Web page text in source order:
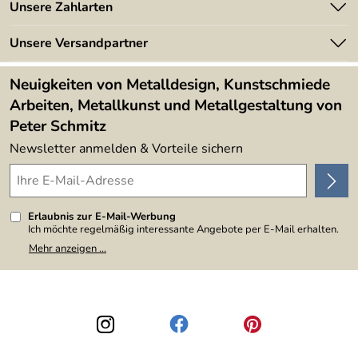
Kundeninformationen
Newsletter
Lieferbedingungen
Kundenbewertungen (394)
4,9/5
Unsere Zahlarten
Unsere Versandpartner
Neuigkeiten von Metalldesign, Kunstschmiede
Arbeiten, Metallkunst und Metallgestaltung von
Peter Schmitz
Newsletter anmelden & Vorteile sichern
Erlaubnis zur E-Mail-Werbung
Ich möchte regelmäßig interessante Angebote per E-Mail erhalten.
Meine E-Mail-Adresse wird nicht an andere Unternehmen
weitergegeben. Zu statistischen Zwecken wird in anonymer Form
den Link "Abmelden" am Ende des Newsletters anklicke. Die
Datenschutzerklärung
habe ich zur Kenntnis genommen.
Mehr anzeigen ...